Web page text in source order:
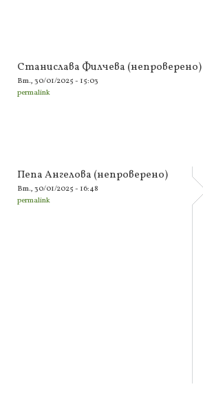
Станислава Филчева (непроверено)
Вт., 30/01/2025 - 15:03
permalink
Пепа Ангелова (непроверено)
Вт., 30/01/2025 - 16:48
permalink